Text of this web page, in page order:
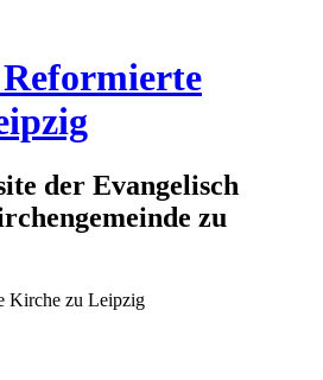
der Evangelisch
zu